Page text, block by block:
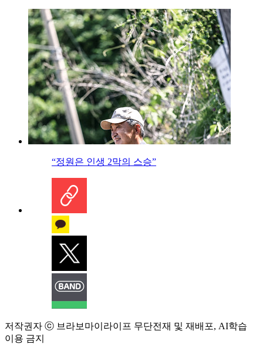
“정원은 인생 2막의 스승”
저작권자 ⓒ 브라보마이라이프 무단전재 및 재배포, AI학습
이용 금지